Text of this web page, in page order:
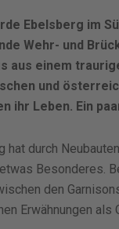
Ebelsberg im
Wehr- und
aus einem
und
ihr Leben. Ein
hat durch
Besonderes.
den
Erwähnungen als